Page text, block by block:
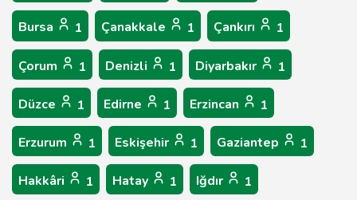
Bursa 1 Çanakkale 1 Çankırı 1
Çorum 1 Denizli 1 Diyarbakır 1
Düzce 1 Edirne 1 Erzincan 1
Erzurum 1 Eskişehir 1 Gaziantep 1
Hakkâri 1 Hatay 1 Iğdır 1